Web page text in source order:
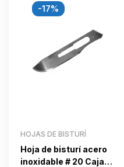
-17%
HOJAS DE BISTURÍ
Hoja de bisturí acero
inoxidable # 20 Caja